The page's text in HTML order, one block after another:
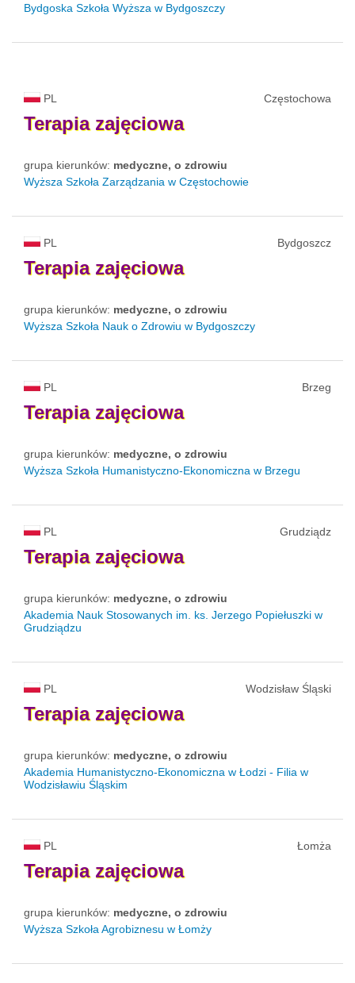
Bydgoska Szkoła Wyższa w Bydgoszczy
PL Częstochowa
Terapia zajęciowa
grupa kierunków: medyczne, o zdrowiu
Wyższa Szkoła Zarządzania w Częstochowie
PL Bydgoszcz
Terapia zajęciowa
grupa kierunków: medyczne, o zdrowiu
Wyższa Szkoła Nauk o Zdrowiu w Bydgoszczy
PL Brzeg
Terapia zajęciowa
grupa kierunków: medyczne, o zdrowiu
Wyższa Szkoła Humanistyczno-Ekonomiczna w Brzegu
PL Grudziądz
Terapia zajęciowa
grupa kierunków: medyczne, o zdrowiu
Akademia Nauk Stosowanych im. ks. Jerzego Popiełuszki w
Grudziądzu
PL Wodzisław Śląski
Terapia zajęciowa
grupa kierunków: medyczne, o zdrowiu
Akademia Humanistyczno-Ekonomiczna w Łodzi - Filia w
Wodzisławiu Śląskim
PL Łomża
Terapia zajęciowa
grupa kierunków: medyczne, o zdrowiu
Wyższa Szkoła Agrobiznesu w Łomży